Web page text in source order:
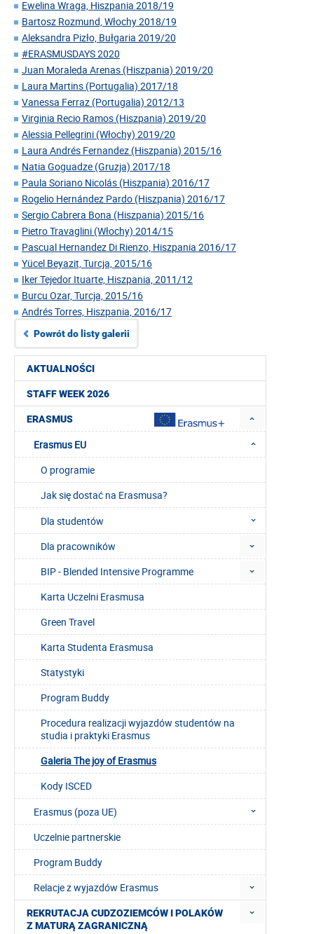
AKTUALNOŚCI
STAFF WEEK 2026
ERASMUS
Erasmus EU
O programie
Jak się dostać na Erasmusa?
Dla studentów
Dla pracowników
BIP - Blended Intensive Programme
Karta Uczelni Erasmusa
Green Travel
Karta Studenta Erasmusa
Statystyki
Program Buddy
Procedura realizacji wyjazdów studentów na
studia i praktyki Erasmus
Galeria The joy of Erasmus
Kody ISCED
Erasmus (poza UE)
Uczelnie partnerskie
Program Buddy
Relacje z wyjazdów Erasmus
REKRUTACJA CUDZOZIEMCÓW I POLAKÓW
Z MATURĄ ZAGRANICZNĄ
Ewelina Wraga, Hiszpania 2018/19
Bartosz Rozmund, Włochy 2018/19
Aleksandra Pizło, Bułgaria 2019/20
#ERASMUSDAYS 2020
Juan Moraleda Arenas (Hiszpania) 2019/20
Laura Martins (Portugalia) 2017/18
Vanessa Ferraz (Portugalia) 2012/13
Virginia Recio Ramos (Hiszpania) 2019/20
Alessia Pellegrini (Włochy) 2019/20
Laura Andrés Fernandez (Hiszpania) 2015/16
Natia Goguadze (Gruzja) 2017/18
Paula Soriano Nicolás (Hiszpania) 2016/17
Rogelio Hernández Pardo (Hiszpania) 2016/17
Sergio Cabrera Bona (Hiszpania) 2015/16
Pietro Travaglini (Włochy) 2014/15
Pascual Hernandez Di Rienzo, Hiszpania 2016/17
Yücel Beyazit, Turcja, 2015/16
Iker Tejedor Ituarte, Hiszpania, 2011/12
Burcu Ozar, Turcja, 2015/16
Andrés Torres, Hiszpania, 2016/17
Powrót do listy galerii